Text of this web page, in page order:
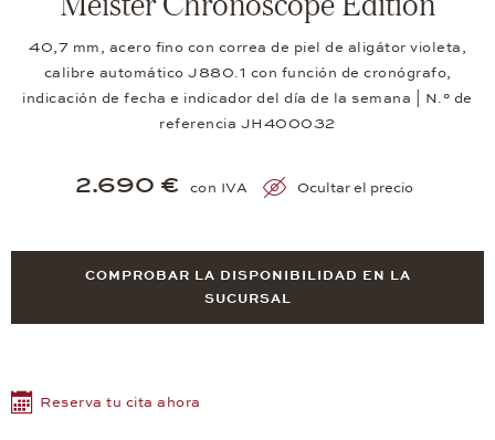
40,7 mm, acero fino con correa de piel de aligátor violeta,
calibre automático J880.1 con función de cronógrafo,
indicación de fecha e indicador del día de la semana | N.° de
referencia JH400032
2.690 € con IVA Ocultar el precio
COMPROBAR LA DISPONIBILIDAD EN LA
SUCURSAL
Reserva tu cita ahora